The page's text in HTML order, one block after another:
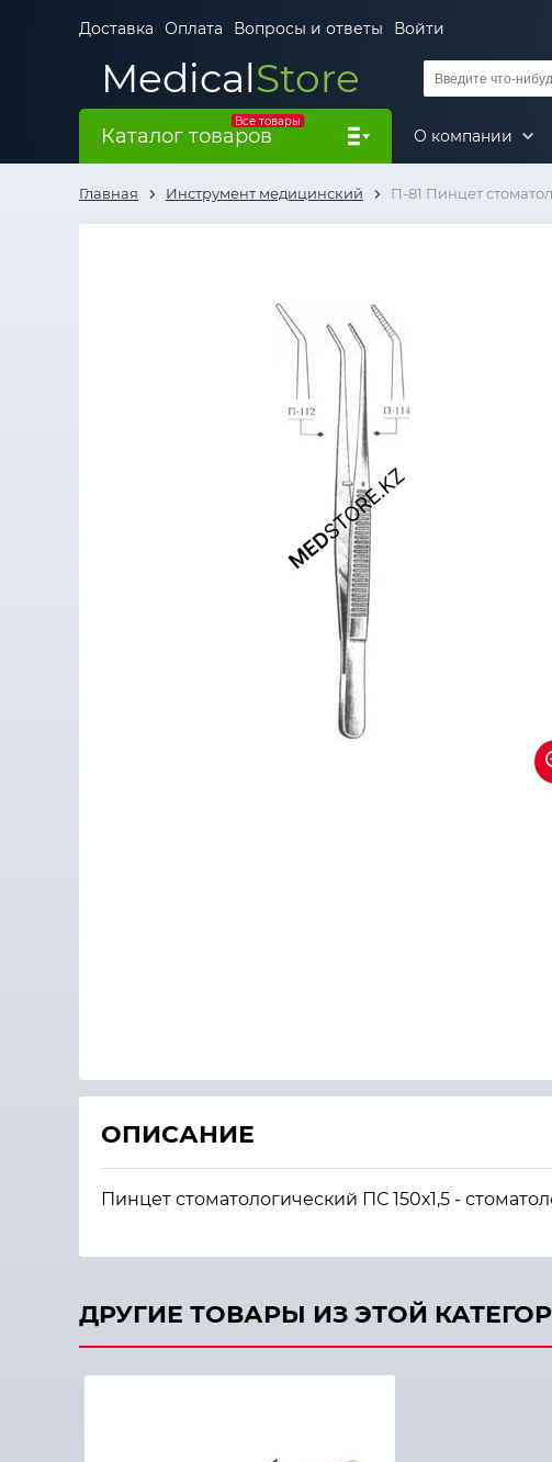
Доставка Оплата Вопросы и ответы Войти
MedicalStore
Все товары
Каталог товаров О компании
Главная Инструмент медицинский П-81 Пинцет
ОПИСАНИЕ
Пинцет стоматологический ПС 150х1,5 -
ДРУГИЕ ТОВАРЫ ИЗ ЭТОЙ